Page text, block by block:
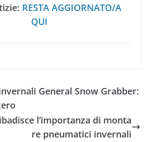
RESTA AGGIORNATO/A
QUI
General Snow Grabber:
l’importanza di monta
re pneumatici invernali